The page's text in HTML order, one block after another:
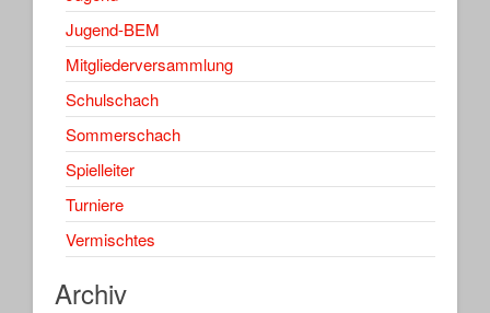
Jugend-BEM
Mitgliederversammlung
Schulschach
Sommerschach
Spielleiter
Turniere
Vermischtes
Archiv